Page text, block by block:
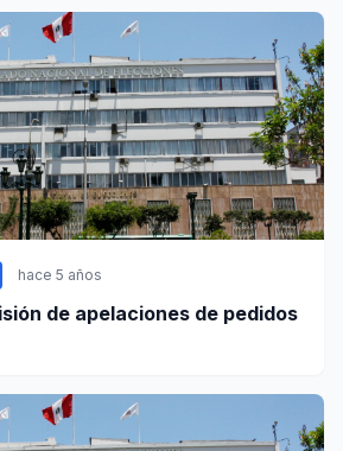
hace 5 años
de apelaciones de pedidos